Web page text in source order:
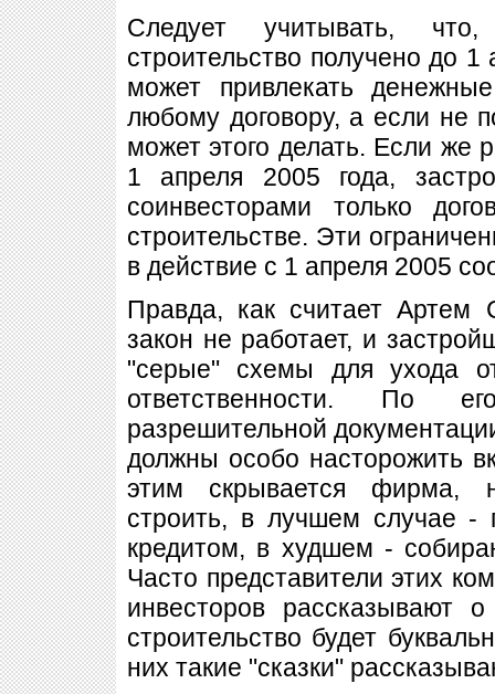
Следует учитывать,
строительство получено до
может привлекать
любому договору, а если не
может этого делать. Если же
1 апреля 2005 года,
соинвесторами только
строительстве. Эти
в действие с 1 апреля 2005
Правда, как считает Артем
закон не работает, и
"серые" схемы для ухода
ответственности. По
разрешительной
должны особо насторожить
этим скрывается фирма,
строить, в лучшем случае -
кредитом, в худшем -
Часто представители этих
инвесторов рассказывают
строительство будет
них такие "сказки"